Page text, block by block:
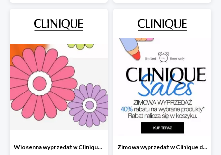
Wiosenna wyprzedaż w Clinique -40% Zimowa wyprzedaż w Clinique do -40%